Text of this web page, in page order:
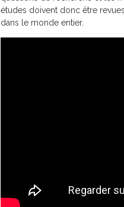
études doivent donc être
dans le monde entier.